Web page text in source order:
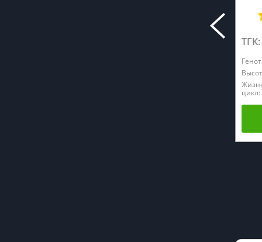
цикл: